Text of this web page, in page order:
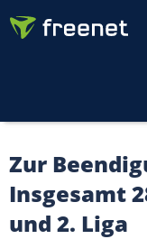
Zur
Insgesamt
und 2. Liga